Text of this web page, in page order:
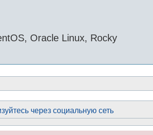
Oracle Linux, Rocky
через социальную сеть